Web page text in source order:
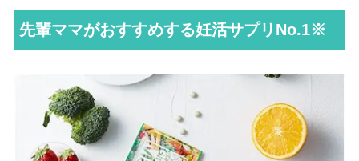
先輩ママがおすすめする妊活サプリNo.1※